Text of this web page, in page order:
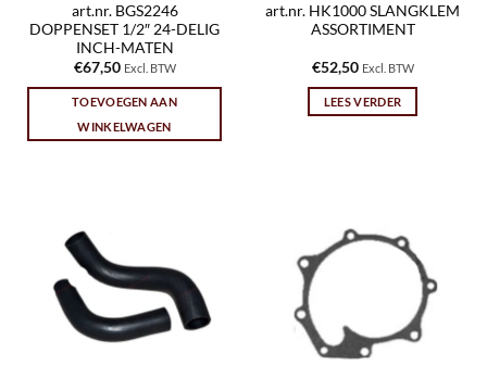
art.nr. BGS2246
DOPPENSET 1/2″ 24-DELIG
INCH-MATEN
€67,50 Excl. BTW
TOEVOEGEN AAN
WINKELWAGEN
art.nr. HK1000 SLANGKLEM
ASSORTIMENT
€52,50 Excl. BTW
LEES VERDER